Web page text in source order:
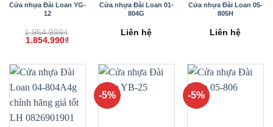
Cửa nhựa Đài Loan YG-
12
1.954.999₫
Giá
1.954.999₫.
1.854.990₫Giá
là:
1.854.990₫.
Cửa nhựa Đài Loan 01-
804G
Liên hệ
Cửa nhựa Đài Loan 05-
805H
Liên hệ
-5% -5%